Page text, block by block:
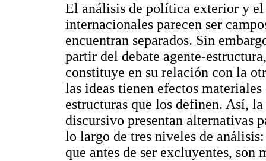
El análisis de política exterior y
internacionales parecen ser
encuentran separados. Sin
partir del debate agente-
constituye en su relación con la
las ideas tienen efectos
estructuras que los definen. Así,
discursivo presentan alternativas
lo largo de tres niveles de
que antes de ser excluyentes, son